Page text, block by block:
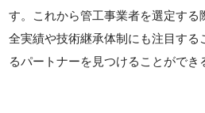
す。これから管工事業者を選定する
全実績や技術継承体制にも注目する
るパートナーを見つけることができ